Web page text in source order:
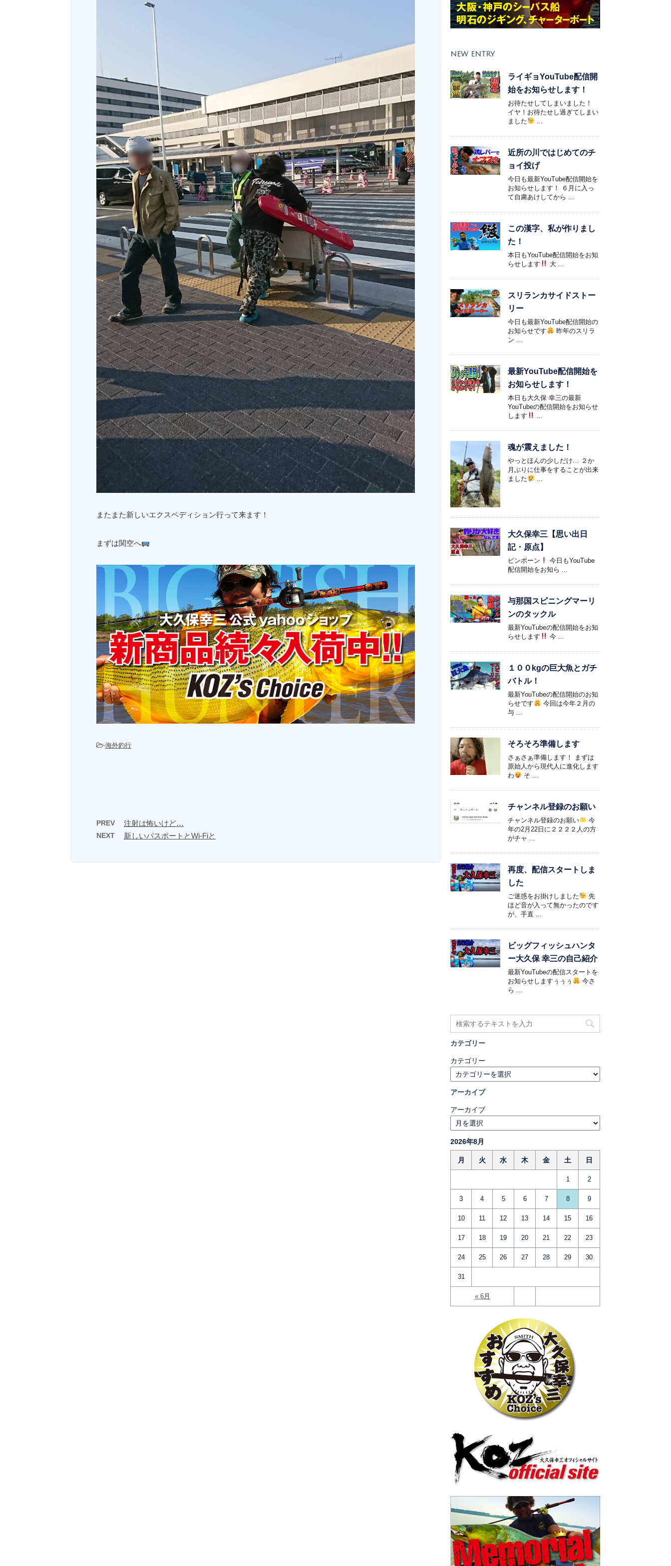
またまた新しいエクスペディション行って来ます！
まずは関空へ
-海外釣行
PREV 注射は怖いけど…
NEXT 新しいパスポートとWi-Fiと
NEW ENTRY
ライギョYouTube配信開
始をお知らせします！
お待たせしてしまいました！
イヤ！お待たせし過ぎてしまい
ました
...
近所の川ではじめてのチ
ョイ投げ
今日も最新YouTube配信開始を
お知らせします！ ６月に入っ
て自粛あけしてから ...
この漢字、私が作りまし
た！
本日もYouTube配信開始をお知
らせします
大 ...
スリランカサイドストー
リー
今日も最新YouTube配信開始の
お知らせです
昨年のスリラ
ン ...
最新YouTube配信開始を
お知らせします！
本日も大久保 幸三の最新
YouTubeの配信開始をお知らせ
します
...
魂が震えました！
やっとほんの少しだけ… ２か
月ぶりに仕事をすることが出来
ました
...
大久保幸三【思い出日
記・原点】
ピンポーン
今日もYouTube
配信開始をお知ら ...
与那国スピニングマーリ
ンのタックル
最新YouTubeの配信開始をお知
らせします
今 ...
１００kgの巨大魚とガチ
バトル！
最新YouTubeの配信開始のお知
らせです
今回は今年２月の
与 ...
そろそろ準備します
さぁさぁ準備します！ まずは
原始人から現代人に進化します
わ
そ ...
チャンネル登録のお願い
チャンネル登録のお願い
今
年の2月22日に２２２２人の方
がチャ ...
再度、配信スタートしま
した
ご迷惑をお掛けしました
先
ほど音が入って無かったのです
が、手直 ...
ビッグフィッシュハンタ
ー大久保 幸三の自己紹介
最新YouTubeの配信スタートを
お知らせしますぅぅぅ
今さ
ら ...
カテゴリー
カテゴリー
アーカイブ
アーカイブ
2026年8月
月 火 水 木 金 土 日
« 6月
1 2
3 4 5 6 7 8 9
10 11 12 13 14 15 16
17 18 19 20 21 22 23
24 25 26 27 28 29 30
31